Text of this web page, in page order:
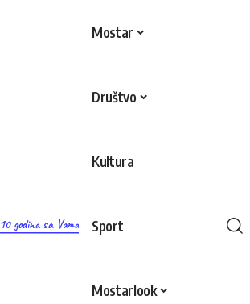
10 godina sa Vama
Mostar
Društvo
Kultura
Sport
Mostarlook